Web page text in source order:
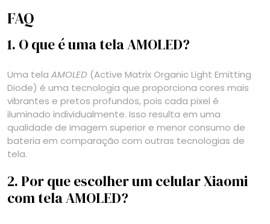
FAQ
1. O que é uma tela AMOLED?
Uma tela AMOLED (Active Matrix Organic Light Emitting
Diode) é uma tecnologia que proporciona cores mais
vibrantes e pretos profundos, pois cada pixel é
iluminado individualmente. Isso resulta em uma
qualidade de imagem superior e menor consumo de
bateria em comparação com outras tecnologias de
tela.
2. Por que escolher um celular Xiaomi
com tela AMOLED?